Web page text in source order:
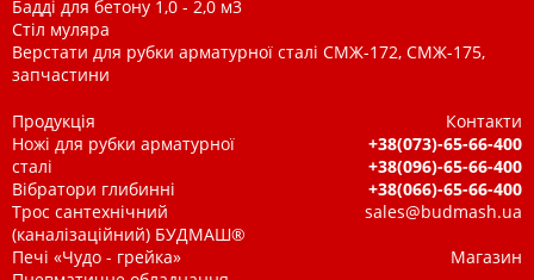
Бадді для бетону 1,0 - 2,0 м3
Стіл муляра
Верстати для рубки арматурної сталі СМЖ-172, СМЖ-175,
запчастини
Продукція
Ножі для рубки арматурної
сталі
Вібратори глибинні
Трос сантехнічний
(каналізаційний) БУДМАШ®
Печі «Чудо - грейка»
Контакти
+38(073)-65-66-400
+38(096)-65-66-400
+38(066)-65-66-400
sales@budmash.ua
Магазин